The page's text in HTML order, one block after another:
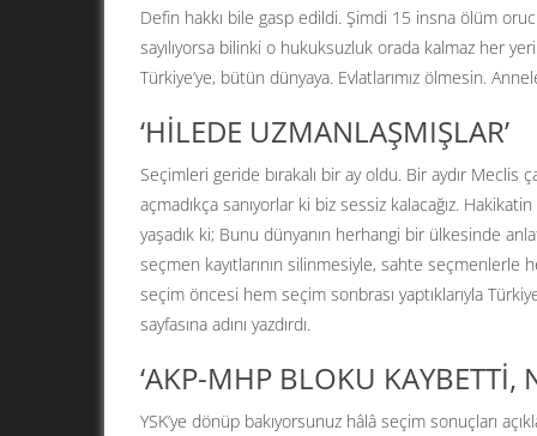
Defin hakkı bile gasp edildi. Şimdi 15 insna ölüm
sayılıyorsa bilinki o hukuksuzluk orada kalmaz her
Türkiye’ye, bütün dünyaya. Evlatlarımız ölmesin.
‘HİLEDE UZMANLAŞMIŞLAR’
Seçimleri geride bırakalı bir ay oldu. Bir aydır Meclis
açmadıkça sanıyorlar ki biz sessiz kalacağız.
yaşadık ki; Bunu dünyanın herhangi bir ülkesinde
seçmen kayıtlarının silinmesiyle, sahte seçmenlerle
seçim öncesi hem seçim sonbrası yaptıklarıyla
sayfasına adını yazdırdı.
‘AKP-MHP BLOKU KAYBETTİ,
YSK’ye dönüp bakıyorsunuz hâlâ seçim sonuçları